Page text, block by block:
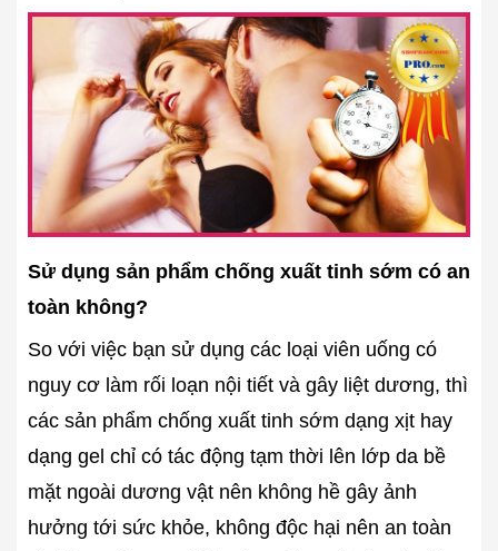
Sử dụng sản phẩm chống xuất tinh sớm có an
toàn không?
So với việc bạn sử dụng các loại viên uống có
nguy cơ làm rối loạn nội tiết và gây liệt dương, thì
các sản phẩm chống xuất tinh sớm dạng xịt hay
dạng gel chỉ có tác động tạm thời lên lớp da bề
mặt ngoài dương vật nên không hề gây ảnh
hưởng tới sức khỏe, không độc hại nên an toàn